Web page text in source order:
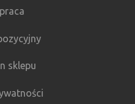
sklepu